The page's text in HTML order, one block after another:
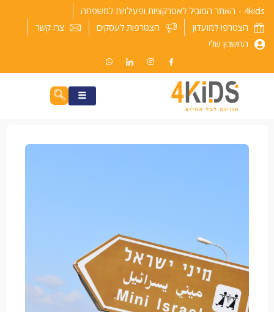
דילוג
לתוכן
4kids - האתר המוביל לאטרקציות ופעילויות למשפחה
הצטרפו למועדון
הצטרפות לעסקים
צרו קשר
החשבון שלי